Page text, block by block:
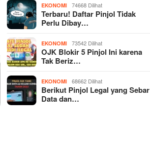
EKONOMI 74668 Dilihat
Terbaru! Daftar Pinjol Tidak
Perlu Dibay…
EKONOMI 73542 Dilihat
OJK Blokir 5 Pinjol Ini karena
Tak Beriz…
EKONOMI 68662 Dilihat
Berikut Pinjol Legal yang Sebar
Data dan…